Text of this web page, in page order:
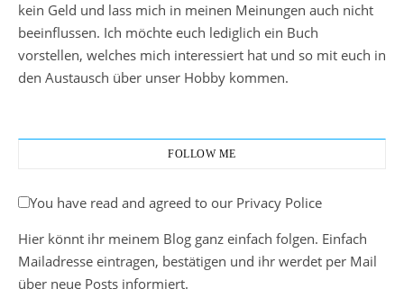
kein Geld und lass mich in meinen Meinungen auch nicht
beeinflussen. Ich möchte euch lediglich ein Buch
vorstellen, welches mich interessiert hat und so mit euch in
den Austausch über unser Hobby kommen.
FOLLOW ME
You have read and agreed to our Privacy Police
Hier könnt ihr meinem Blog ganz einfach folgen. Einfach
Mailadresse eintragen, bestätigen und ihr werdet per Mail
über neue Posts informiert.